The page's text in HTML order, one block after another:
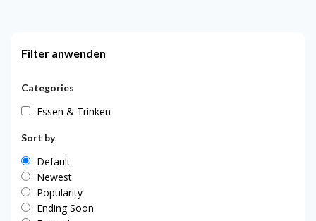
Filter anwenden
Categories
Essen & Trinken
Sort by
Default
Newest
Popularity
Ending Soon